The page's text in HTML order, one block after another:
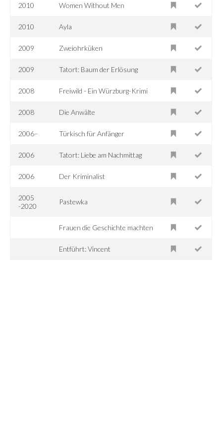
2010 Women Without Men
2010 Ayla
2009 Zweiohrküken
2009 Tatort: Baum der Erlösung
2008 Freiwild - Ein Würzburg-Krimi
2008 Die Anwälte
2006– Türkisch für Anfänger
2006 Tatort: Liebe am Nachmittag
2006 Der Kriminalist
2005
-2020
Pastewka
Frauen die Geschichte machten
Entführt: Vincent